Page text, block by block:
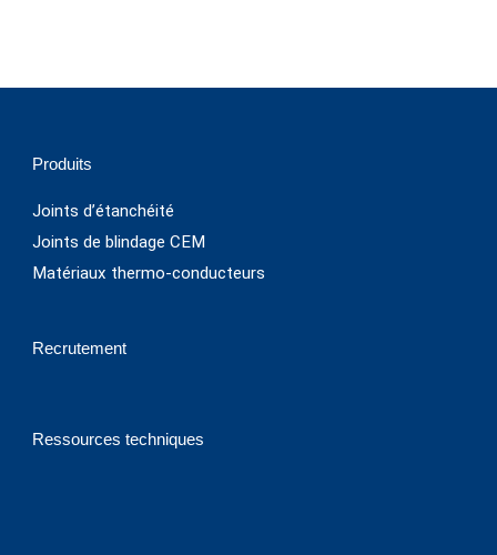
Produits
Joints d’étanchéité
Joints de blindage CEM
Matériaux thermo-conducteurs
Recrutement
Ressources techniques